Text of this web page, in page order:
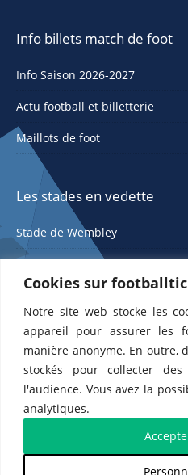
Cookies sur
Notre site web stocke les
appareil pour assurer les
manière anonyme. En outre,
stockés pour collecter
l'audience. Vous avez la
analytiques.
Info billets match de foot
Info Saison 2026-2027
Actu football et billetterie
Maillots de foot
Les stades en vedette
Stade de Wembley
ETTS 365 SL, Rambla de Catalunya
Partenaires de l'US Changé 53 💙